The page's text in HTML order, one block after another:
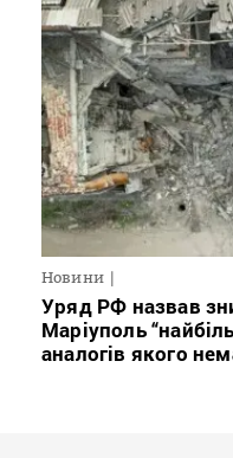
Новини
Уряд РФ назвав
Маріуполь
аналогів якого